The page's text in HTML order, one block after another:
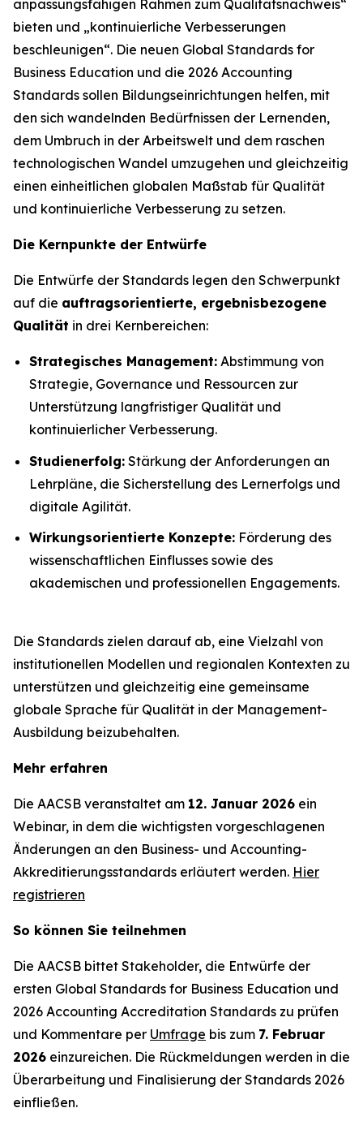
anpassungsfähigen Rahmen zum Qualitätsnachweis“
bieten und „kontinuierliche Verbesserungen
beschleunigen“. Die neuen Global Standards for
Business Education und die 2026 Accounting
Standards sollen Bildungseinrichtungen helfen, mit
den sich wandelnden Bedürfnissen der Lernenden,
dem Umbruch in der Arbeitswelt und dem raschen
technologischen Wandel umzugehen und gleichzeitig
einen einheitlichen globalen Maßstab für Qualität
und kontinuierliche Verbesserung zu setzen.
Die Kernpunkte der Entwürfe
Die Entwürfe der Standards legen den Schwerpunkt
auf die auftragsorientierte, ergebnisbezogene
Qualität in drei Kernbereichen:
Strategisches Management: Abstimmung von
Strategie, Governance und Ressourcen zur
Unterstützung langfristiger Qualität und
kontinuierlicher Verbesserung.
Studienerfolg: Stärkung der Anforderungen an
Lehrpläne, die Sicherstellung des Lernerfolgs und
digitale Agilität.
Wirkungsorientierte Konzepte: Förderung des
wissenschaftlichen Einflusses sowie des
akademischen und professionellen Engagements.
Die Standards zielen darauf ab, eine Vielzahl von
institutionellen Modellen und regionalen Kontexten zu
unterstützen und gleichzeitig eine gemeinsame
globale Sprache für Qualität in der Management-
Ausbildung beizubehalten.
Mehr erfahren
Die AACSB veranstaltet am 12. Januar 2026 ein
Webinar, in dem die wichtigsten vorgeschlagenen
Änderungen an den Business- und Accounting-
Akkreditierungsstandards erläutert werden. Hier
registrieren
So können Sie teilnehmen
Die AACSB bittet Stakeholder, die Entwürfe der
ersten Global Standards for Business Education und
2026 Accounting Accreditation Standards zu prüfen
und Kommentare per Umfrage bis zum 7. Februar
2026 einzureichen. Die Rückmeldungen werden in die
Überarbeitung und Finalisierung der Standards 2026
einfließen.